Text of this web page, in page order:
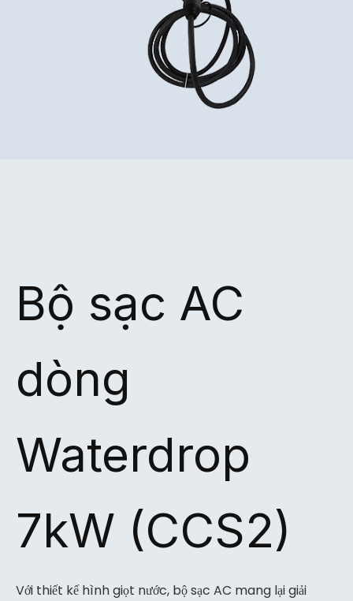
Bộ sạc AC
dòng
Waterdrop
7kW (CCS2)
Với thiết kế hình giọt nước, bộ sạc AC mang lại giải